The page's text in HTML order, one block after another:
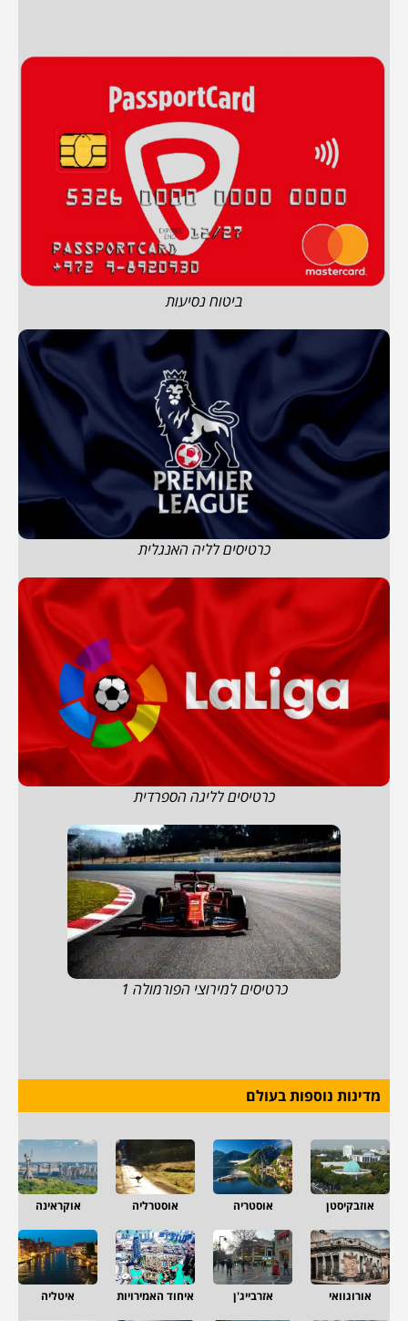
ביטוח נסיעות
כרטיסים לליה האנגלית
כרטיסים לליגה הספרדית
כרטיסים למירוצי הפורמולה 1
מדינות נוספות בעולם
אוזבקיסטן אוסטריה אוסטרליה אוקראינה
אורוגוואי אזרבייג'ן איחוד האמירויות איטליה